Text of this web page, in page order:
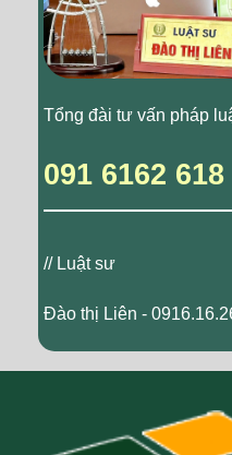
Tổng đài tư vấn pháp
091 6162 618
// Luật sư
Đào thị Liên -